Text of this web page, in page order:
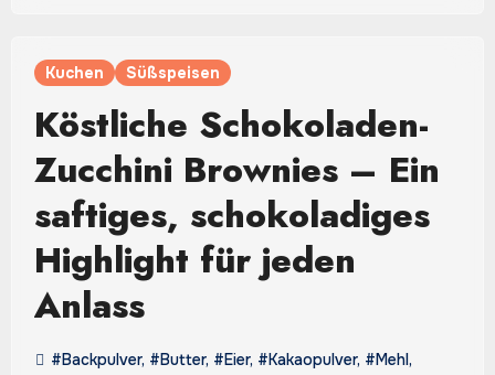
Kuchen Süßspeisen
Köstliche Schokoladen-
Zucchini Brownies – Ein
saftiges, schokoladiges
Highlight für jeden
Anlass
#Backpulver, #Butter, #Eier, #Kakaopulver, #Mehl,